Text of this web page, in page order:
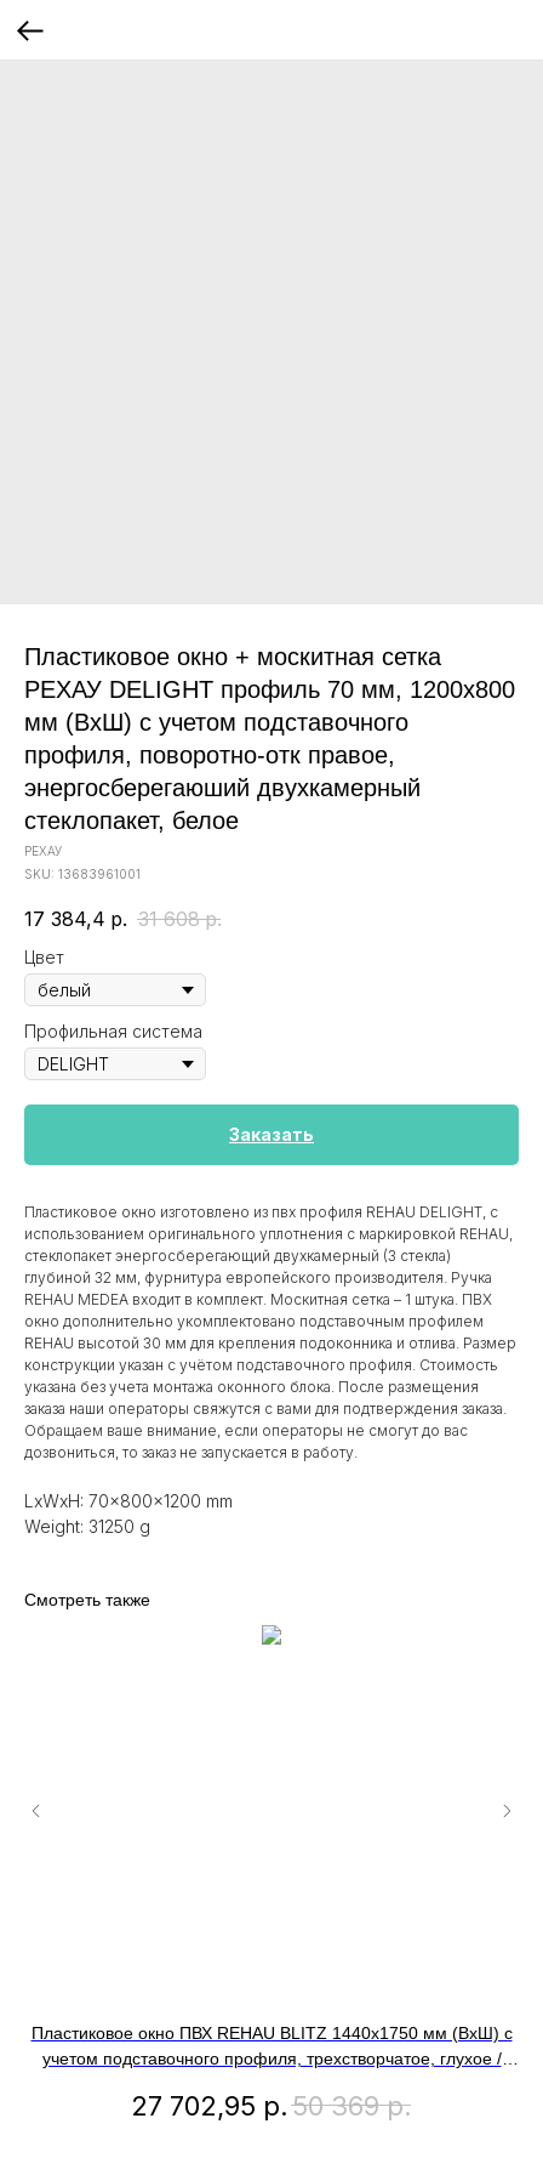
Пластиковое окно + москитная сетка
РЕХАУ DELIGHT профиль 70 мм, 1200х800
мм (ВхШ) с учетом подставочного
профиля, поворотно-отк правое,
энергосберегаюший двухкамерный
стеклопакет, белое
РЕХАУ
SKU: 13683961001
17 384,4 р. 31 608 р.
Цвет
Профильная система
Заказать
Пластиковое окно изготовлено из пвх профиля REHAU DELIGHT, с
использованием оригинального уплотнения с маркировкой REHAU,
стеклопакет энергосберегающий двухкамерный (3 стекла)
глубиной 32 мм, фурнитура европейского производителя. Ручка
REHAU MEDEA входит в комплект. Москитная сетка – 1 штука. ПВХ
окно дополнительно укомплектовано подставочным профилем
REHAU высотой 30 мм для крепления подоконника и отлива. Размер
конструкции указан c учётом подставочного профиля. Стоимость
указана без учета монтажа оконного блока. После размещения
заказа наши операторы свяжутся с вами для подтверждения заказа.
Обращаем ваше внимание, если операторы не смогут до вас
дозвониться, то заказ не запускается в работу.
LxWxH: 70x800x1200 mm
Weight: 31250 g
Смотреть также
Пластиковое окно ПВХ REHAU BLITZ 1440х1750 мм (ВхШ) с
учетом подставочного профиля, трехстворчатое, глухое /
снаружи
27 702,95 р.50 369 р.